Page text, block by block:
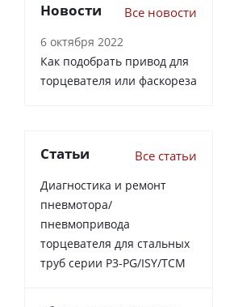
Новости Все новости
6 октября 2022
Как подобрать привод для
торцевателя или фаскореза
Статьи Все статьи
Диагностика и ремонт
пневмотора/
пневмопривода
торцевателя для стальных
труб серии P3-PG/ISY/TCM